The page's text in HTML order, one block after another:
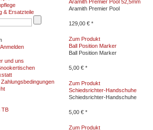
& Ersatzteile
und uns
TB
Aramith Premier Pool 52,5mm
Aramith Premier Pool
129,00 € *
Zum Produkt
Ball Position Marker
Ball Position Marker
5,00 € *
Zum Produkt
Schiedsrichter-Handschuhe
Schiedsrichter-Handschuhe
5,00 € *
Zum Produkt